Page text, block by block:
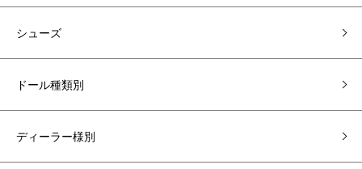
シューズ
ドール種類別
ディーラー様別